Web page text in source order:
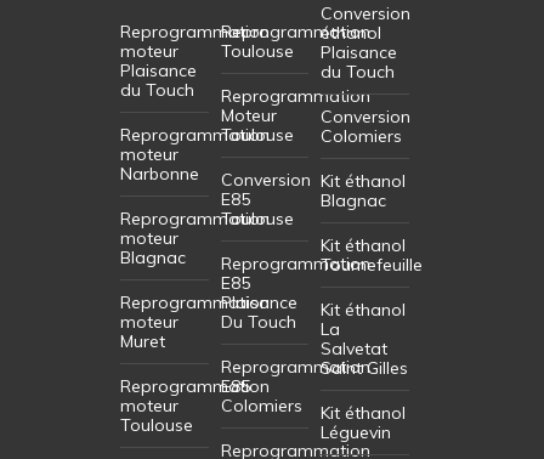
Reprogrammation
moteur
Plaisance
du Touch
Reprogrammation
moteur
Narbonne
Reprogrammation
moteur
Blagnac
Reprogrammation
moteur
Muret
Reprogrammation
moteur
Toulouse
Reprogrammation
Toulouse
Reprogrammation
Moteur
Toulouse
Conversion
E85
Toulouse
Reprogrammation
E85
Plaisance
Du Touch
Reprogrammation
E85
Colomiers
Reprogrammation
Conversion
éthanol
Plaisance
du Touch
Conversion
Colomiers
Kit éthanol
Blagnac
Kit éthanol
Tournefeuille
Kit éthanol
La
Salvetat
Saint Gilles
Kit éthanol
Léguevin